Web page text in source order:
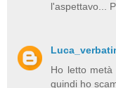
l'aspettavo...
Ho letto
quindi ho